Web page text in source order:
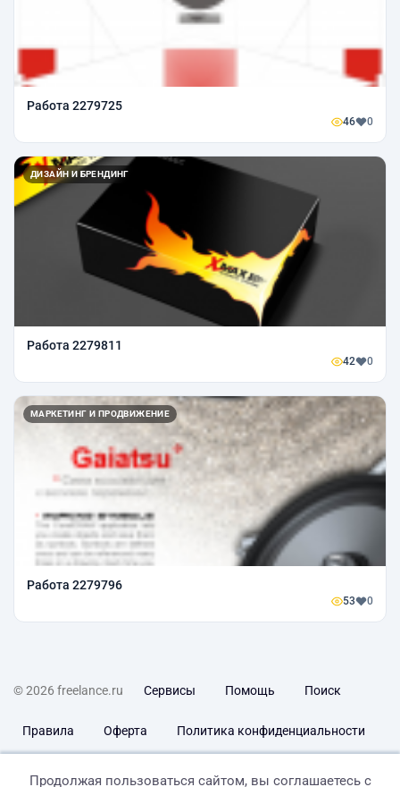
Работа 2279725
46 0
ДИЗАЙН И БРЕНДИНГ
Работа 2279811
42 0
МАРКЕТИНГ И ПРОДВИЖЕНИЕ
Работа 2279796
53 0
© 2026 freelance.ru Сервисы Помощь Поиск
Правила Оферта Политика конфиденциальности
Продолжая пользоваться сайтом, вы соглашаетесь с